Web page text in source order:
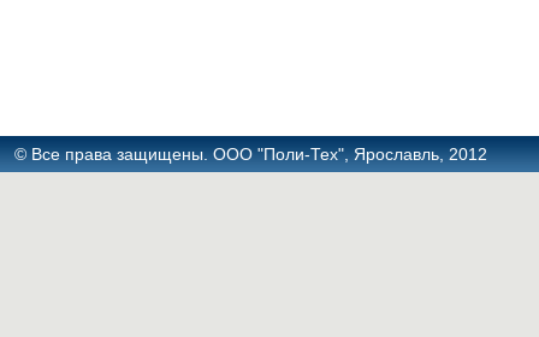
© Все права защищены. ООО "Поли-Тех", Ярославль, 2012